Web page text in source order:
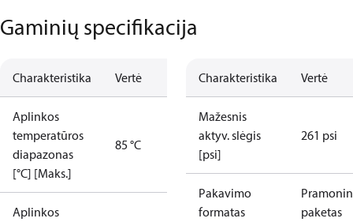
Gaminių specifikacija
Charakteristika Vertė
Aplinkos
temperatūros
diapazonas
[°C] [Maks.]
85 °C
Aplinkos
Charakteristika Vertė
Mažesnis
aktyv. slėgis
[psi]
261 psi
Pakavimo
formatas
paketas